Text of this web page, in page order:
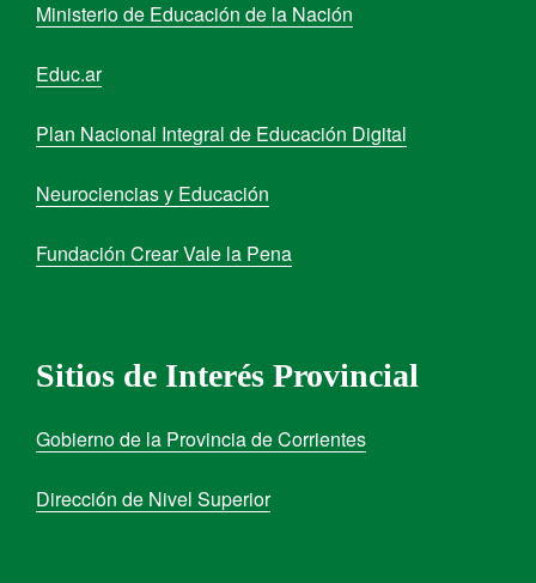
Ministerio de Educación de la Nación
Educ.ar
Plan Nacional Integral de Educación Digital
Neurociencias y Educación
Fundación Crear Vale la Pena
Sitios de Interés Provincial
Gobierno de la Provincia de Corrientes
Dirección de Nivel Superior